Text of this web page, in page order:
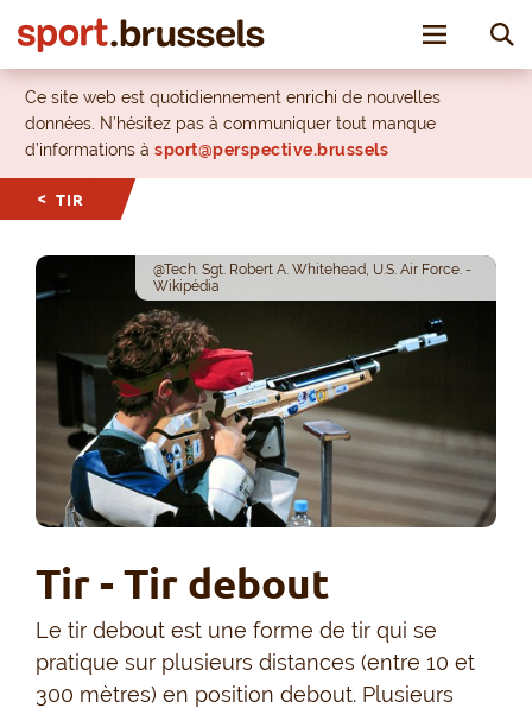
Toggle
Ce site web est quotidiennement enrichi de nouvelles
données. N’hésitez pas à communiquer tout manque
d’informations à sport@perspective.brussels
TIR
@Tech. Sgt. Robert A. Whitehead, U.S. Air Force. -
Wikipédia
Tir - Tir debout
Le tir debout est une forme de tir qui se
pratique sur plusieurs distances (entre 10 et
300 mètres) en position debout. Plusieurs